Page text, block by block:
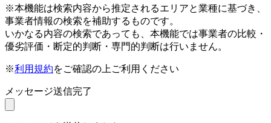
※本機能は検索内容から推定されるエリアと業種に基づき、
事業者情報の検索を補助するものです。
いかなる内容の検索であっても、本機能では事業者の比較・
優劣評価・断定的判断・専門的判断は行いません。
※利用規約をご確認の上ご利用ください
メッセージ送信完了